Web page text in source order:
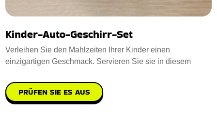
Kinder-Auto-Geschirr-Set
Verleihen Sie den Mahlzeiten Ihrer Kinder einen
einzigartigen Geschmack. Servieren Sie sie in diesem
PRÜFEN SIE ES AUS